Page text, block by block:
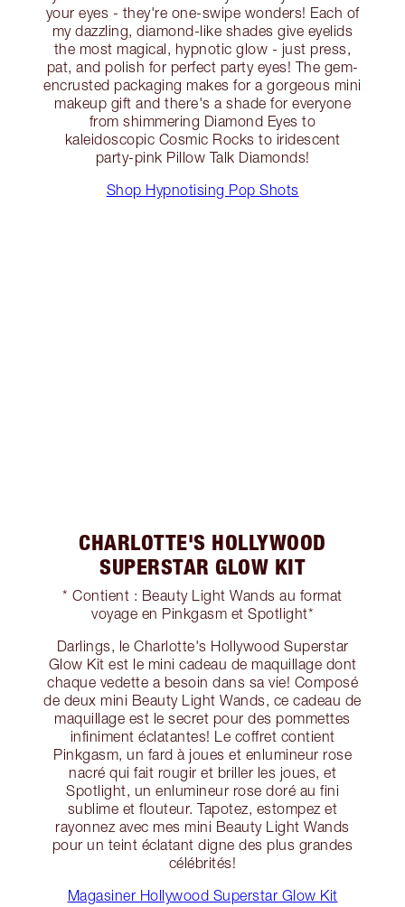
your eyes - they're one-swipe wonders! Each of
my dazzling, diamond-like shades give eyelids
the most magical, hypnotic glow - just press,
pat, and polish for perfect party eyes! The gem-
encrusted packaging makes for a gorgeous mini
makeup gift and there's a shade for everyone
from shimmering Diamond Eyes to
kaleidoscopic Cosmic Rocks to iridescent
party-pink Pillow Talk Diamonds!
Shop Hypnotising Pop Shots
CHARLOTTE'S HOLLYWOOD
SUPERSTAR GLOW KIT
* Contient : Beauty Light Wands au format
voyage en Pinkgasm et Spotlight*
Darlings, le Charlotte's Hollywood Superstar
Glow Kit est le mini cadeau de maquillage dont
chaque vedette a besoin dans sa vie! Composé
de deux mini Beauty Light Wands, ce cadeau de
maquillage est le secret pour des pommettes
infiniment éclatantes! Le coffret contient
Pinkgasm, un fard à joues et enlumineur rose
nacré qui fait rougir et briller les joues, et
Spotlight, un enlumineur rose doré au fini
sublime et flouteur. Tapotez, estompez et
rayonnez avec mes mini Beauty Light Wands
pour un teint éclatant digne des plus grandes
célébrités!
Magasiner Hollywood Superstar Glow Kit